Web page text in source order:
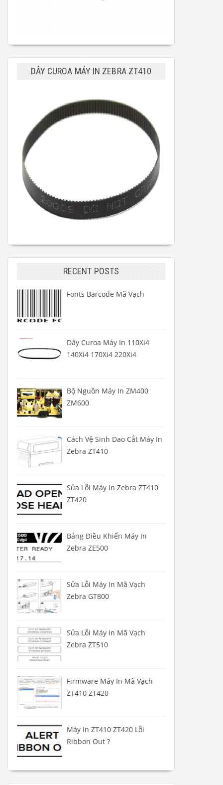
DÂY CUROA MÁY IN ZEBRA ZT410
RECENT POSTS
Fonts Barcode Mã Vạch
Dây Curoa Máy In 110Xi4
140Xi4 170Xi4 220Xi4
Bộ Nguồn Máy In ZM400
ZM600
Cách Vệ Sinh Dao Cắt Máy In
Zebra ZT410
Sửa Lỗi Máy In Zebra ZT410
ZT420
Bảng Điều Khiển Máy In
Zebra ZE500
Sửa Lỗi Máy In Mã Vạch
Zebra GT800
Sửa Lỗi Máy In Mã Vạch
Zebra ZT510
Firmware Máy In Mã Vạch
ZT410 ZT420
Máy In ZT410 ZT420 Lỗi
Ribbon Out ?